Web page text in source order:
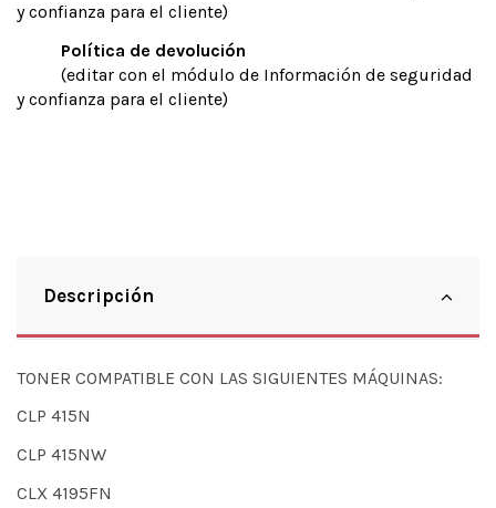
y confianza para el cliente)
Política de devolución
(editar con el módulo de Información de seguridad
y confianza para el cliente)
Descripción
TONER COMPATIBLE CON LAS SIGUIENTES MÁQUINAS:
CLP 415N
CLP 415NW
CLX 4195FN